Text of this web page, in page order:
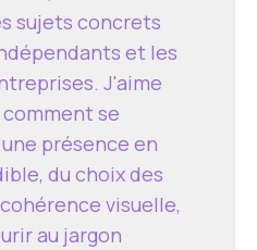
sujets concrets
et les
J'aime
se
présence en
du choix des
visuelle,
au jargon